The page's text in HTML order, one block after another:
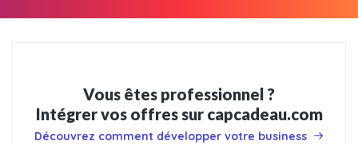
Vous êtes professionnel ?
Intégrer vos offres sur capcadeau.com
Découvrez comment développer votre business